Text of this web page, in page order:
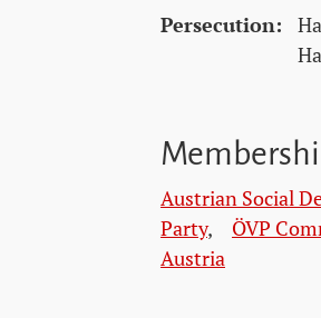
Persecution:
Austrian Social
Party, ÖVP
Austria